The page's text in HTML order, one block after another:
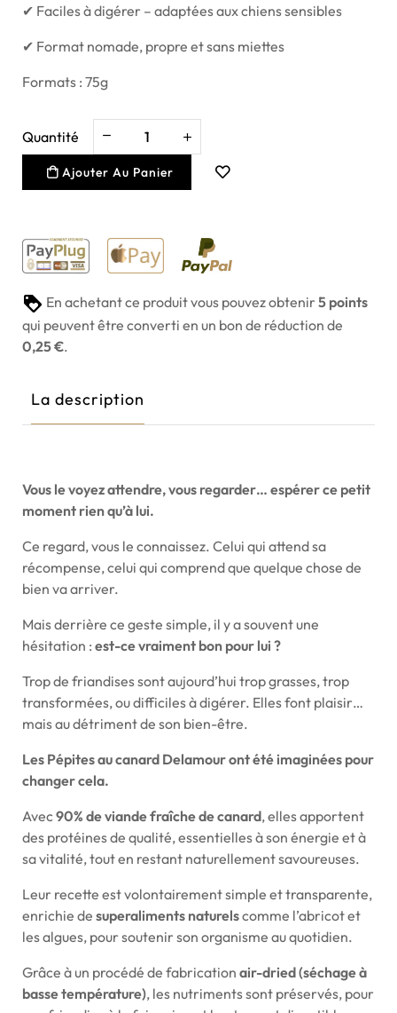
✔ Faciles à digérer – adaptées aux chiens sensibles
✔ Format nomade, propre et sans miettes
Formats : 75g
Quantité
Ajouter Au Panier
En achetant ce produit vous pouvez obtenir 5 points
qui peuvent être converti en un bon de réduction de
0,25 €.
La description
Vous le voyez attendre, vous regarder… espérer ce petit
moment rien qu’à lui.
Ce regard, vous le connaissez. Celui qui attend sa
récompense, celui qui comprend que quelque chose de
bien va arriver.
Mais derrière ce geste simple, il y a souvent une
hésitation : est-ce vraiment bon pour lui ?
Trop de friandises sont aujourd’hui trop grasses, trop
transformées, ou difficiles à digérer. Elles font plaisir…
mais au détriment de son bien-être.
Les Pépites au canard Delamour ont été imaginées pour
changer cela.
Avec90% de viande fraîche de canard, elles apportent
des protéines de qualité, essentielles à son énergie et à
sa vitalité, tout en restant naturellement savoureuses.
Leur recette est volontairement simple et transparente,
enrichie de superaliments naturelscomme l’abricot et
les algues, pour soutenir son organisme au quotidien.
Grâce à un procédé de fabrication air-dried (séchage à
basse température), les nutriments sont préservés, pour